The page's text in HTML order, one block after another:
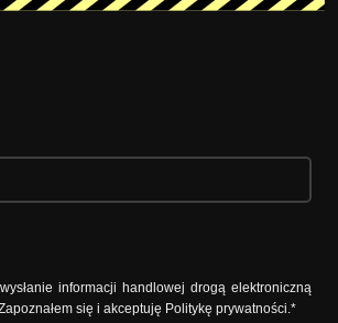
informacji handlowej drogą elektroniczną
się i akceptuję Politykę prywatności.*